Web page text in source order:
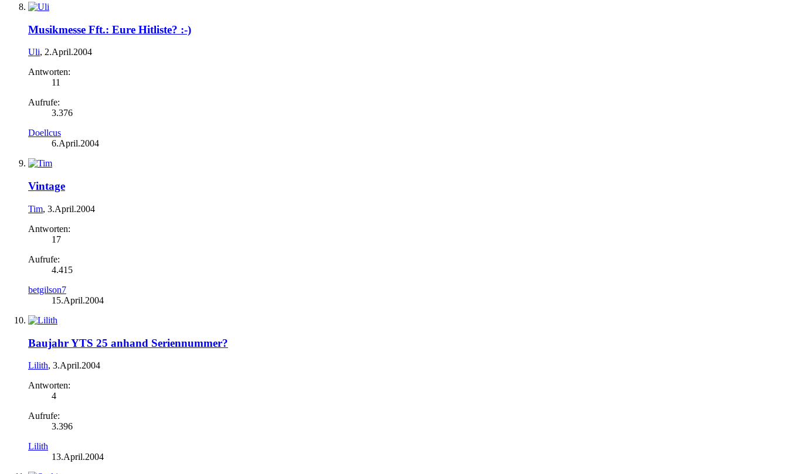
Musikmesse Fft.: Eure Hitliste? :-)
Uli, 2.April.2004
Antworten:
11
Aufrufe:
3.376
Doellcus
6.April.2004
Vintage
Tim, 3.April.2004
Antworten:
17
Aufrufe:
4.415
betgilson7
15.April.2004
Baujahr YTS 25 anhand Seriennummer?
Lilith, 3.April.2004
Antworten:
4
Aufrufe:
3.396
Lilith
13.April.2004